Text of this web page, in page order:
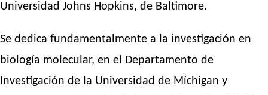
Universidad Johns Hopkins, de Baltimore.
Se dedica fundamentalmente a la investigación en
biología molecular, en el Departamento de
Investigación de la Universidad de Míchigan y